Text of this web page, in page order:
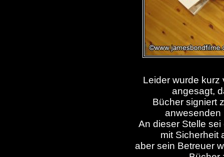
Leider wurde kurz
angesagt,
Bücher signiert
anwesenden
An dieser Stelle
mit Sicherheit
aber sein Betreuer